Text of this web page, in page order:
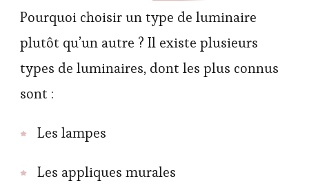
Pourquoi choisir un type de luminaire
plutôt qu’un autre ? Il existe plusieurs
types de luminaires, dont les plus connus
sont :
Les lampes
Les appliques murales